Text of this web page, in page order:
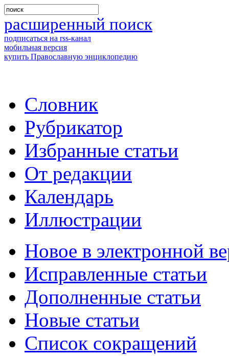
расширенный поиск
подписаться на rss-канал
мобильная версия
купить Православную энциклопедию
Словник
Рубрикатор
Избранные статьи
От редакции
Календарь
Иллюстрации
Новое в электронной
Исправленные статьи
Дополненные статьи
Новые статьи
Список сокращений